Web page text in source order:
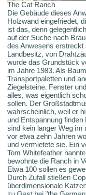
The Cat Ranch
Die Gebäude dieses
Holzwand eingefriedet,
ist das, denn
auf der Suche nach
des Anwesens
Landbesitz, von
wurde das Grundstück
im Jahre 1983. Als
Transportpaletten und
Ziegelsteine, Fenster
alles, was eigentlich
sollen. Der
wahrscheinlich, weil er
und Entspannung
sind kein langer Weg im
vor etwa zehn Jahren
und vermietete sie. Ein
Tom Whitefeather
bewohnte die Ranch in
Etwa 100 sollen es
Durch Zufall stießen
überdimensionale